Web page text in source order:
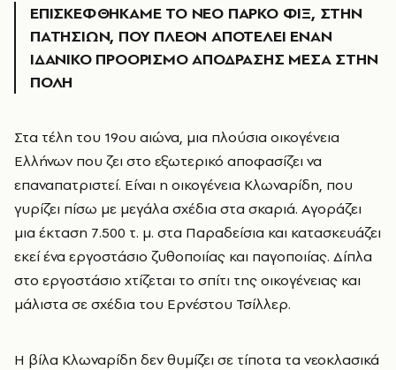
ΕΠΙΣΚΕΦΘΗΚΑΜΕ ΤΟ ΝΕΟ ΠΑΡΚΟ ΦΙΞ, ΣΤΗΝ
ΠΑΤΗΣΙΩΝ, ΠΟΥ ΠΛΕΟΝ ΑΠΟΤΕΛΕΙ ΕΝΑΝ
ΙΔΑΝΙΚΟ ΠΡΟΟΡΙΣΜΟ ΑΠΟΔΡΑΣΗΣ ΜΕΣΑ ΣΤΗΝ
ΠΟΛΗ
Στα τέλη του 19ου αιώνα, μια πλούσια οικογένεια
Ελλήνων που ζει στο εξωτερικό αποφασίζει να
επαναπατριστεί. Είναι η οικογένεια Κλωναρίδη, που
γυρίζει πίσω με μεγάλα σχέδια στα σκαριά. Αγοράζει
μια έκταση 7.500 τ. μ. στα Παραδείσια και κατασκευάζει
εκεί ένα εργοστάσιο ζυθοποιίας και παγοποιίας. Δίπλα
στο εργοστάσιο χτίζεται το σπίτι της οικογένειας και
μάλιστα σε σχέδια του Ερνέστου Τσίλλερ.
Η βίλα Κλωναρίδη δεν θυμίζει σε τίποτα τα νεοκλασικά